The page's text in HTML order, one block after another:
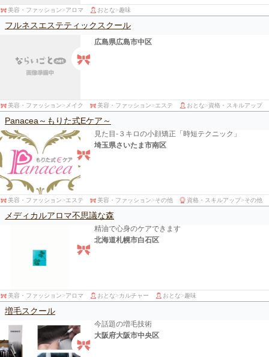
美容・ファッション>アロマ おとな>趣味
フルネスエステティックスクール
広島県広島市中区
美容・ファッション> メイク 美容・ファッション>エステ おとな>資格・スキルアップ
Panacea～もりた式Eケア～
見た目-３キロの小顔矯正「時短テクニック」
埼玉県さいたま市南区
美容・ファッション>エステ 美容・ファッション>その他 資格・スキルアップ>その他
メディカルアロマ不思議な森
精油で心身のケアできます
北海道札幌市白石区
美容・ファッション>アロマ おとな>カルチャー おとな>趣味
増毛スクール
今話題の増毛技術
大阪府大阪市中央区